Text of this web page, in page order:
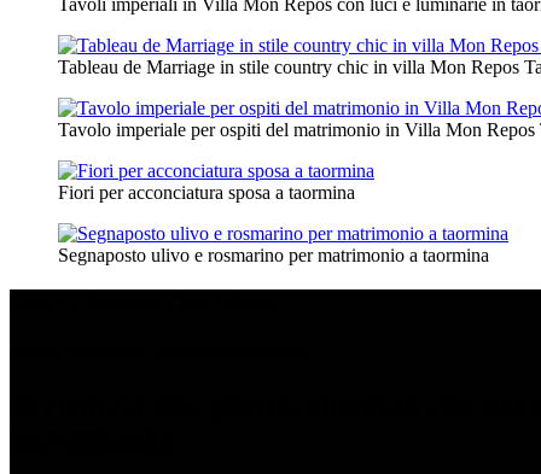
Tavoli imperiali in Villa Mon Repos con luci e luminarie in
Tableau de Marriage in stile country chic in villa Mon Repos
Tavolo imperiale per ospiti del matrimonio in Villa Mon Repos
Fiori per acconciatura sposa a taormina
Segnaposto ulivo e rosmarino per matrimonio a taormina